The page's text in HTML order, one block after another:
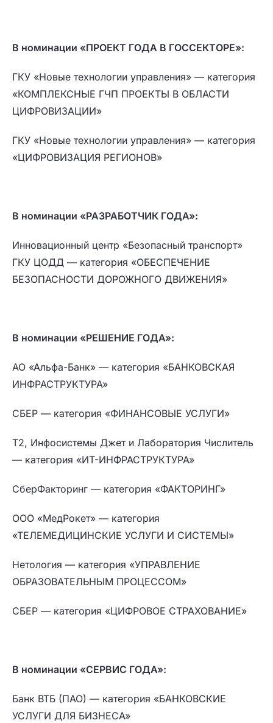
В номинации «ПРОЕКТ ГОДА В ГОССЕКТОРЕ»:
ГКУ «Новые технологии управления» — категория
«КОМПЛЕКСНЫЕ ГЧП ПРОЕКТЫ В ОБЛАСТИ
ЦИФРОВИЗАЦИИ»
ГКУ «Новые технологии управления» — категория
«ЦИФРОВИЗАЦИЯ РЕГИОНОВ»
В номинации «РАЗРАБОТЧИК ГОДА»:
Инновационный центр «Безопасный транспорт»
ГКУ ЦОДД — категория «ОБЕСПЕЧЕНИЕ
БЕЗОПАСНОСТИ ДОРОЖНОГО ДВИЖЕНИЯ»
В номинации «РЕШЕНИЕ ГОДА»:
АО «Альфа-Банк» — категория «БАНКОВСКАЯ
ИНФРАСТРУКТУРА»
СБЕР — категория «ФИНАНСОВЫЕ УСЛУГИ»
Т2, Инфосистемы Джет и Лаборатория Числитель
— категория «ИТ-ИНФРАСТРУКТУРА»
СберФакторинг — категория «ФАКТОРИНГ»
ООО «МедРокет» — категория
«ТЕЛЕМЕДИЦИНСКИЕ УСЛУГИ И СИСТЕМЫ»
Нетология — категория «УПРАВЛЕНИЕ
ОБРАЗОВАТЕЛЬНЫМ ПРОЦЕССОМ»
СБЕР — категория «ЦИФРОВОЕ СТРАХОВАНИЕ»
В номинации «СЕРВИС ГОДА»:
Банк ВТБ (ПАО) — категория «БАНКОВСКИЕ
УСЛУГИ ДЛЯ БИЗНЕСА»